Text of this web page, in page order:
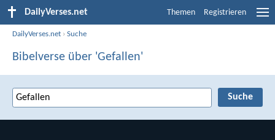
DailyVerses.net Themen Registrieren
DailyVerses.net ›Suche
Bibelverse über 'Gefallen'